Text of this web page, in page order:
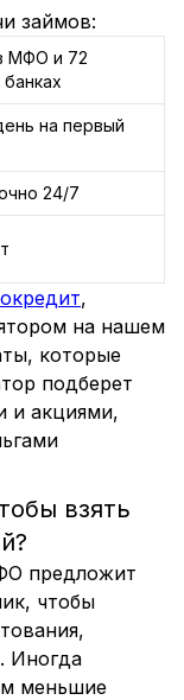
займов:
МФО и 72
на первый
24/7
,
на нашем
которые
подберет
и акциями,
взять
предложит
чтобы
Иногда
меньшие